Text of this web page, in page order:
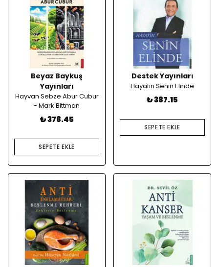
Beyaz Baykuş
Yayınları
Hayvan Sebze Abur Cubur
- Mark Bittman
₺ 378.45
SEPETE EKLE
Destek Yayınları
Hayatın Senin Elinde
₺ 387.15
SEPETE EKLE